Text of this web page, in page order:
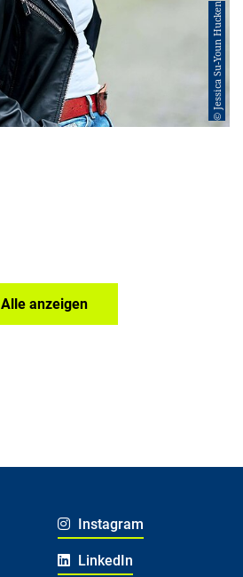
© Jessica Su-Youn Hucken
Alle anzeigen
Instagram
LinkedIn